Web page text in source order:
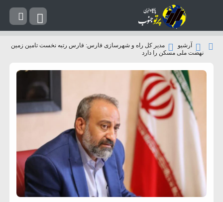
آرشیو
مدیر کل راه و شهرسازی فارس: فارس رتبه نخست تامین زمین
نهضت ملی مسکن را دارد